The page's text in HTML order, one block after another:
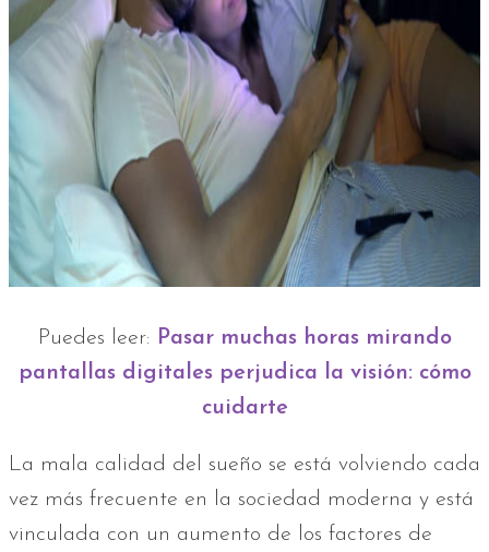
Puedes leer: Pasar muchas horas mirando
pantallas digitales perjudica la visión: cómo
cuidarte
La mala calidad del sueño se está volviendo cada
vez más frecuente en la sociedad moderna y está
vinculada con un aumento de los factores de